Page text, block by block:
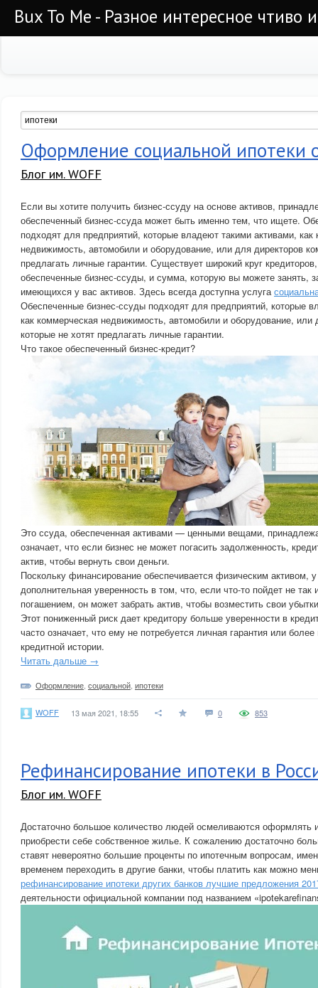
Bux To Me - Разное интересное чтиво
Оформление социальной ипотеки
Блог им. WOFF
Если вы хотите получить бизнес-ссуду на основе активов,
обеспеченный бизнес-ссуда может быть именно тем, что ищете.
подходят для предприятий, которые владеют такими активами, как
недвижимость, автомобили и оборудование, или для директоров
предлагать личные гарантии. Существует широкий круг
обеспеченные бизнес-ссуды, и сумма, которую вы можете занять,
имеющихся у вас активов. Здесь всегда доступна услуга
Обеспеченные бизнес-ссуды подходят для предприятий, которые
как коммерческая недвижимость, автомобили и оборудование, или
которые не хотят предлагать личные гарантии.
Что такое обеспеченный бизнес-кредит?
Это ссуда, обеспеченная активами — ценными вещами,
означает, что если бизнес не может погасить задолженность,
актив, чтобы вернуть свои деньги.
Поскольку финансирование обеспечивается физическим активом,
дополнительная уверенность в том, что, если что-то пойдет не
погашением, он может забрать актив, чтобы возместить свои
Этот пониженный риск дает кредитору больше уверенности в
часто означает, что ему не потребуется личная гарантия или
кредитной истории.
Читать дальше →
Оформление социальной ипотеки
WOFF 13 мая 2021, 18:55 0 853
Рефинансирование ипотеки в
Блог им. WOFF
Достаточно большое количество людей осмеливаются оформлять
приобрести себе собственное жилье. К сожалению достаточно
ставят невероятно большие проценты по ипотечным вопросам,
временем переходить в другие банки, чтобы платить как можно
рефинансирование ипотеки других банков лучшие предложения
деятельности официальной компании под названием